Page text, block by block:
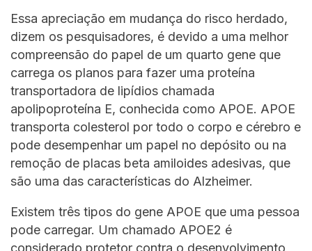
Essa apreciação em mudança do risco herdado,
dizem os pesquisadores, é devido a uma melhor
compreensão do papel de um quarto gene que
carrega os planos para fazer uma proteína
transportadora de lipídios chamada
apolipoproteína E, conhecida como APOE. APOE
transporta colesterol por todo o corpo e cérebro e
pode desempenhar um papel no depósito ou na
remoção de placas beta amiloides adesivas, que
são uma das características do Alzheimer.
Existem três tipos do gene APOE que uma pessoa
pode carregar. Um chamado APOE2 é
considerado protetor contra o desenvolvimento